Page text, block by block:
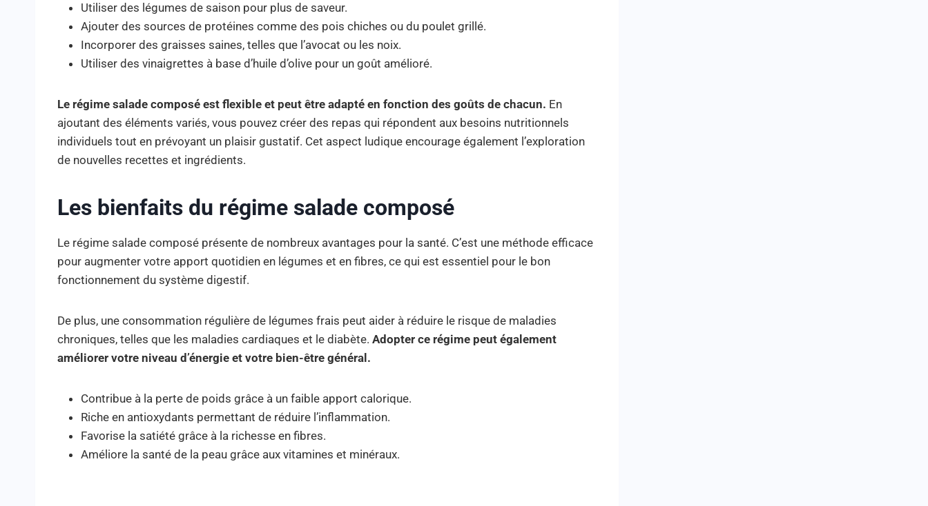
Utiliser des légumes de saison pour plus de saveur.
Ajouter des sources de protéines comme des pois chiches ou du poulet grillé.
Incorporer des graisses saines, telles que l’avocat ou les noix.
Utiliser des vinaigrettes à base d’huile d’olive pour un goût amélioré.
Le régime salade composé est flexible et peut être adapté en fonction des goûts de chacun. En
ajoutant des éléments variés, vous pouvez créer des repas qui répondent aux besoins nutritionnels
individuels tout en prévoyant un plaisir gustatif. Cet aspect ludique encourage également l’exploration
de nouvelles recettes et ingrédients.
Les bienfaits du régime salade composé
Le régime salade composé présente de nombreux avantages pour la santé. C’est une méthode efficace
pour augmenter votre apport quotidien en légumes et en fibres, ce qui est essentiel pour le bon
fonctionnement du système digestif.
De plus, une consommation régulière de légumes frais peut aider à réduire le risque de maladies
chroniques, telles que les maladies cardiaques et le diabète. Adopter ce régime peut également
améliorer votre niveau d’énergie et votre bien-être général.
Contribue à la perte de poids grâce à un faible apport calorique.
Riche en antioxydants permettant de réduire l’inflammation.
Favorise la satiété grâce à la richesse en fibres.
Améliore la santé de la peau grâce aux vitamines et minéraux.